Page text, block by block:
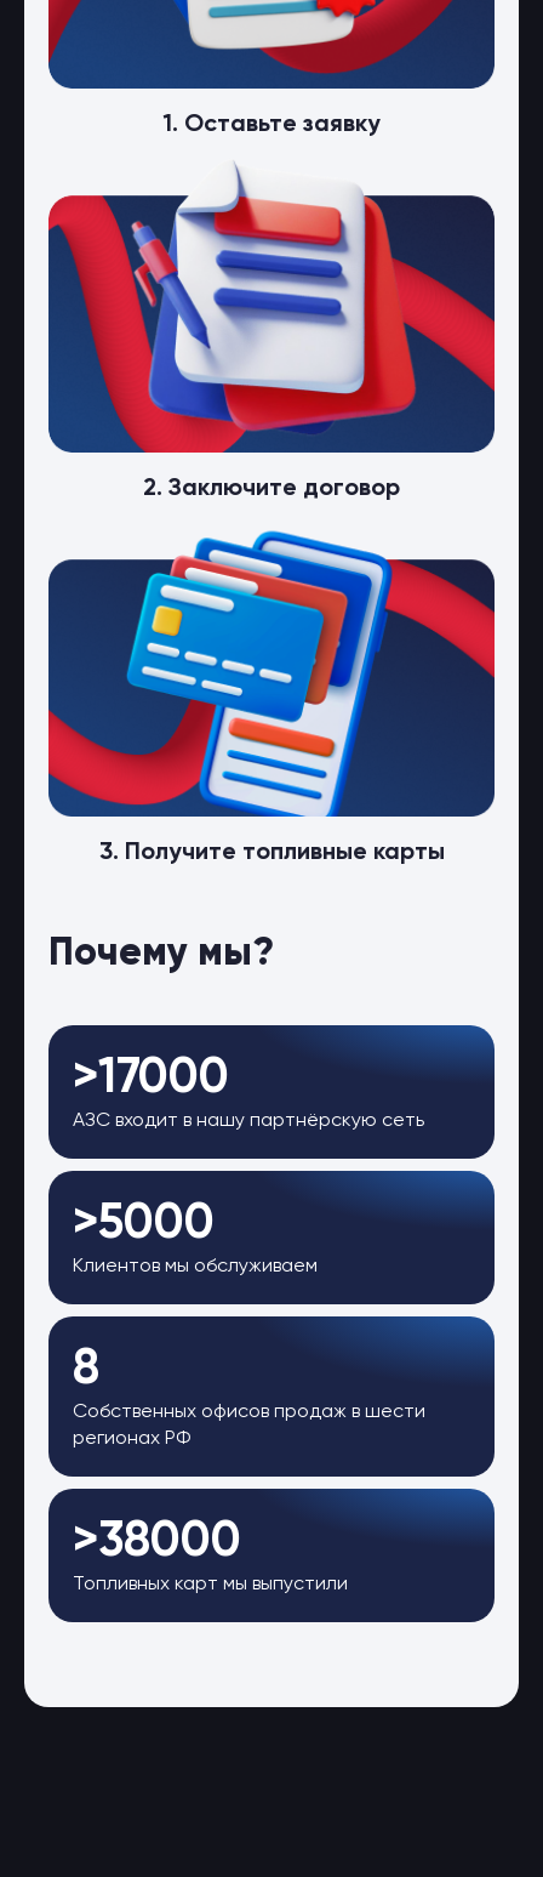
1. Оставьте заявку
2. Заключите договор
3. Получите топливные карты
Почему мы?
>17000
АЗС входит в нашу партнёрскую сеть
>5000
Клиентов мы обслуживаем
8
Собственных офисов продаж в шести
регионах РФ
>38000
Топливных карт мы выпустили